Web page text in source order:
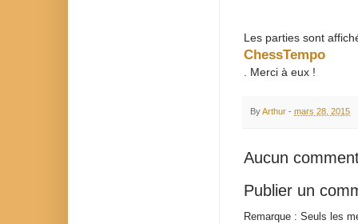
Les parties sont
ChessTempo
. Merci à eux !
ByArthur - mars 28, 2015
Aucun
Publier un
Remarque : Seuls les